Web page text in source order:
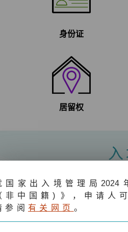
身份证
居留权
国家出入境管理局 2024
非中国籍) 》，申请人
参阅 有关网页 。